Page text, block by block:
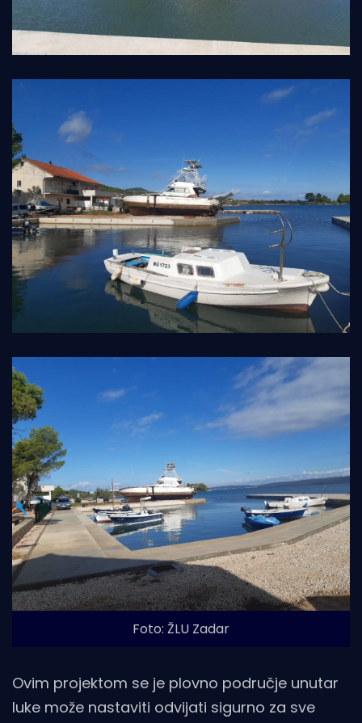
Foto: ŽLU Zadar
Ovim projektom se je plovno područje unutar
luke može nastaviti odvijati sigurno za sve